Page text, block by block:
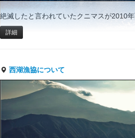
絶滅したと言われていたクニマスが2010年
詳細
西湖漁協について